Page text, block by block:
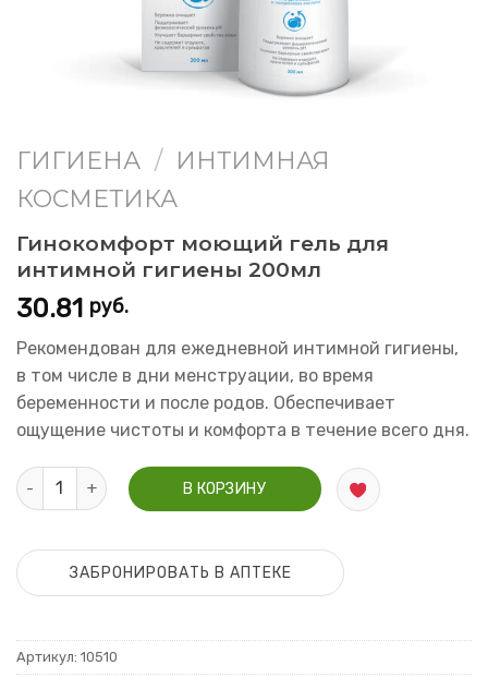
ГИГИЕНА / ИНТИМНАЯ
КОСМЕТИКА
Гинокомфорт моющий гель для
интимной гигиены 200мл
30.81 руб.
Рекомендован для ежедневной интимной гигиены,
в том числе в дни менструации, во время
беременности и после родов. Обеспечивает
ощущение чистоты и комфорта в течение всего дня.
Количество Гинокомфорт моющий гель для интимной
В КОРЗИНУ
ЗАБРОНИРОВАТЬ В АПТЕКЕ
Артикул: 10510